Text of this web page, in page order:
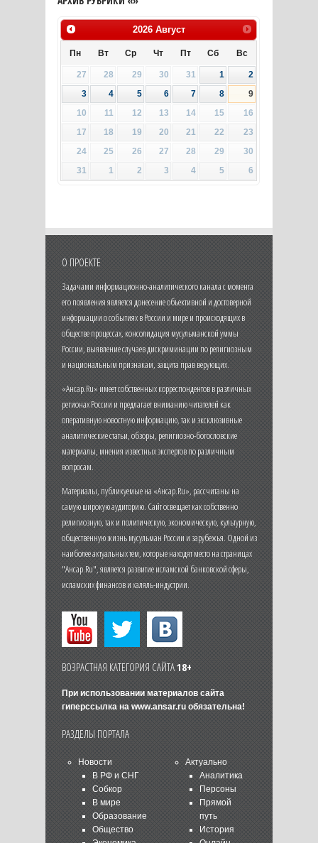
2026 Август
Пн Вт Ср Чт Пт Сб Вс
27 28 29 30 31 1
2
3
4 5 6 7 8
9
10
11 12 13 14 15
16
17
18 19 20 21 22
23
24
25 26 27 28 29
30
31
1 2 3 4 5 6
О ПРОЕКТЕ
Задачами информационно-аналитического канала с момента
его появления является донесение объективной и достоверной
информации о событиях в России и мире и происходящих в
обществе процессах, консолидация мусульманской уммы
России, выявление случаев дискриминации по религиозным
и национальным признакам, защита прав верующих.
«Ансар.Ru» имеет собственных корреспондентов в различных
регионах России и предлагает вниманию читателей как
оперативную новостную информацию, так и эксклюзивные
аналитические статьи, обзоры, религиозно-богословские
материалы, мнения известных экспертов по различным
вопросам.
Материалы, публикуемые на «Ансар.Ru», рассчитаны на
самую широкую аудиторию. Сайт освещает как собственно
религиозную, так и политическую, экономическую, культурную,
общественную жизнь мусульман России и зарубежья. Одной из
наиболее актуальных тем, которые находят место на страницах
"Ансар.Ru", является развитие исламской банковской сферы,
исламских финансов и халяль-индустрии.
ВОЗРАСТНАЯ КАТЕГОРИЯ САЙТА18+
При использовании материалов сайта
гиперссылка на www.ansar.ruобязательна!
РАЗДЕЛЫ ПОРТАЛА
Новости
В РФ и СНГ
Собкор
В мире
Образование
Общество
Актуально
Аналитика
Персоны
Прямой
путь
История